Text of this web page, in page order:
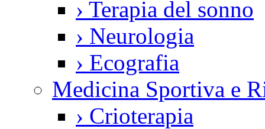
› Terapia del sonno
› Neurologia
› Ecografia
Medicina Sportiva e
› Crioterapia